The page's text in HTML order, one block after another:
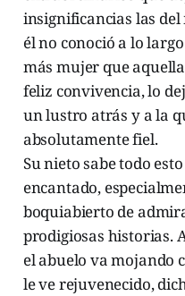
insignificancias las
él no conoció a lo
más mujer que
feliz convivencia, lo
un lustro atrás y a la
absolutamente fiel.
Su nieto sabe todo
encantado,
boquiabierto de
prodigiosas historias.
el abuelo va mojando
le ve rejuvenecido,